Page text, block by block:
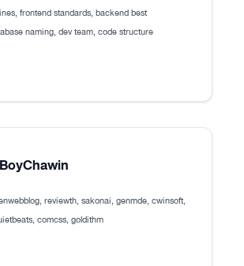
frontend standards, backend best
naming, dev team, code structure
reviewth, sakonai, genmde, cwinsoft,
comcss, goldithm